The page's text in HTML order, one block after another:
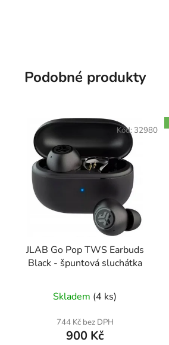
Podobné produkty
JLAB Go Pop TWS Earbuds
Black - špuntová sluchátka
Skladem (4 ks)
744 Kč bez DPH
900 Kč
Kód: 32980